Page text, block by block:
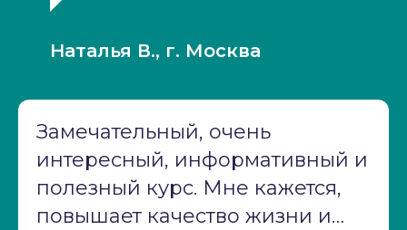
и на одном дыхании прошло
время вебинаров! Большое
Наталья В., г. Москва
Замечательный, очень
интересный, информативный и
полезный курс. Мне кажется,
повышает качество жизни и